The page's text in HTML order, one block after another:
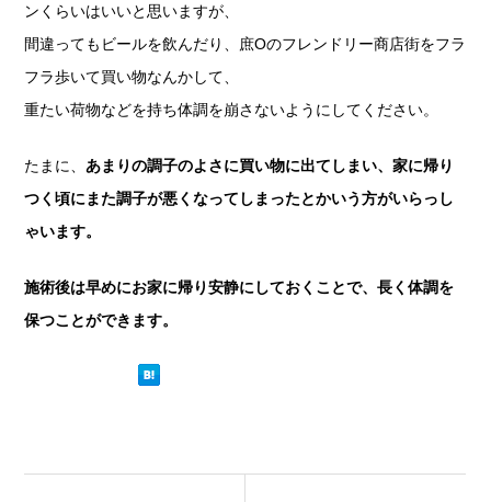
ンくらいはいいと思いますが、
間違ってもビールを飲んだり、庶Oのフレンドリー商店街をフラ
フラ歩いて買い物なんかして、
重たい荷物などを持ち体調を崩さないようにしてください。
たまに、 あまりの調子のよさに買い物に出てしまい、家に帰り
つく頃にまた調子が悪くなってしまったとかいう方がいらっし
ゃいます。
施術後は早めにお家に帰り安静にしておくことで、長く体調を
保つことができます。